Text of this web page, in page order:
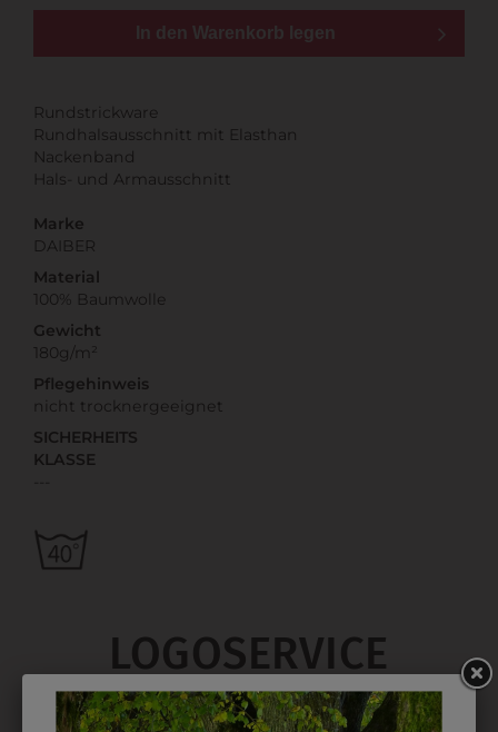
In den Warenkorb legen
Rundstrickware
Rundhalsausschnitt mit Elasthan
Nackenband
Hals- und Armausschnitt
Marke
DAIBER
Material
100% Baumwolle
Gewicht
180g/m²
Pflegehinweis
nicht trocknergeeignet
SICHERHEITS
KLASSE
LOGOSERVICE
Für diese Kleidung stehen Ihnen